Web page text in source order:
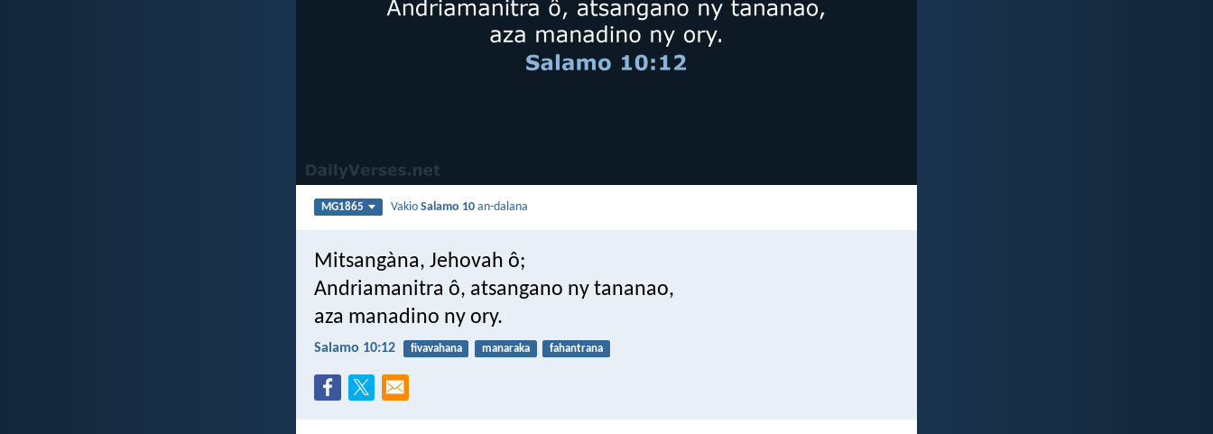
MG1865 VakioSalamo 10 an-dalana
Mitsangàna, Jehovah ô;
Andriamanitra ô, atsangano ny tananao,
aza manadino ny ory.
Salamo 10:12 fivavahana manaraka fahantrana